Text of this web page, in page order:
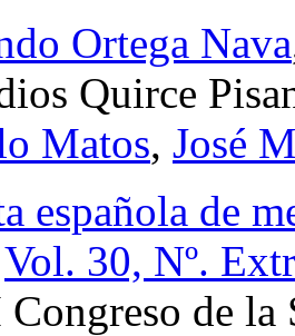
Ortega Nava
Quirce
Matos, José
española de
Vol. 30, Nº.
de